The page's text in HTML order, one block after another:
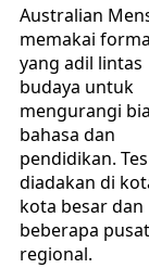
Australian
memakai
yang adil lintas
budaya untuk
mengurangi
bahasa dan
pendidikan. Tes
diadakan di
kota besar dan
beberapa pusat
regional.